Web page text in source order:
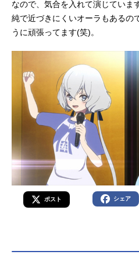
なので、気合を入れて演じていま
純で近づきにくいオーラもあるの
うに頑張ってます(笑)。
ポスト シェア